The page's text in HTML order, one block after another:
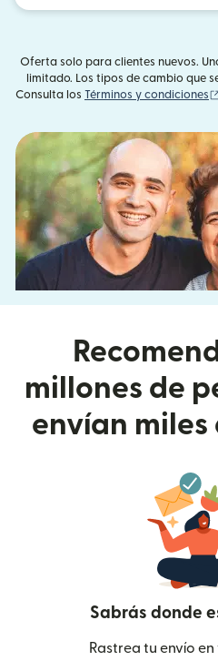
Oferta solo para clientes nuevos.
limitado. Los tipos de cambio que
Consulta los Términos y condiciones
millones de
envían miles
Sabrás donde
Rastrea tu envío